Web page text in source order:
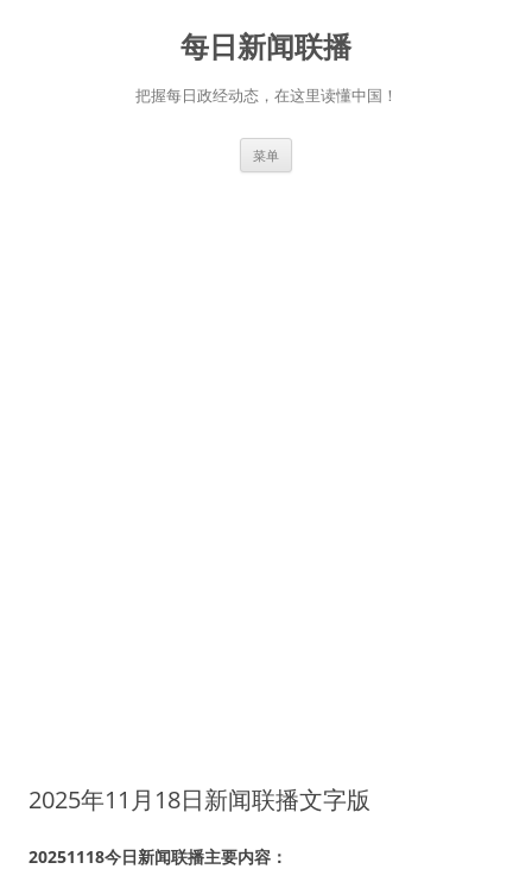
每日新闻联播
把握每日政经动态，在这里读懂中国！
菜单
2025年11月18日新闻联播文字版
20251118今日新闻联播主要内容：